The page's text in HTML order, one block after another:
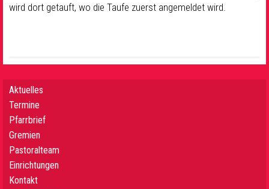
Gemeinschaft & Soziales
wird dort getauft, wo die Taufe zuerst angemeldet wird.
Aktuelles
Termine
Pfarrbrief
Gremien
Pastoralteam
Einrichtungen
Kontakt